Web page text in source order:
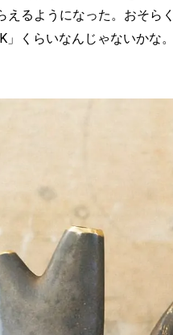
えるようになった。おそら
」くらいなんじゃないかな。